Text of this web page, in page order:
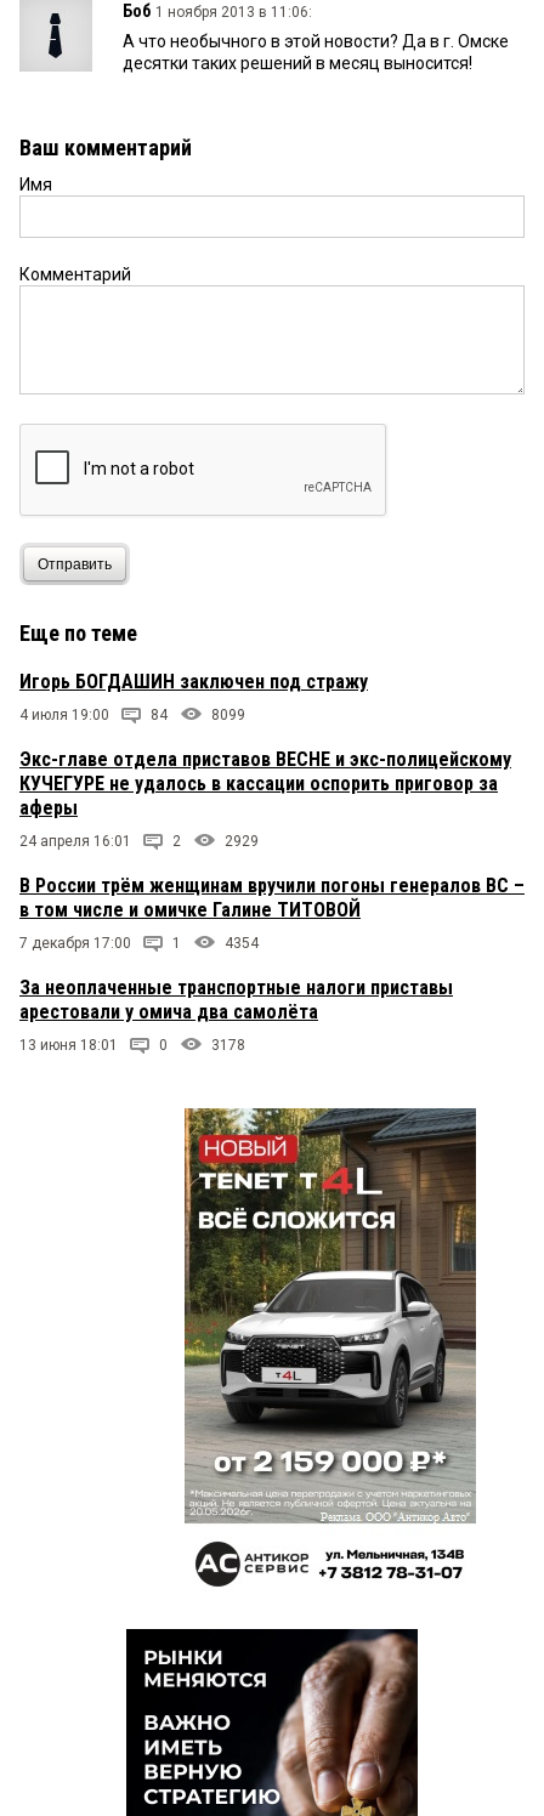
Боб 1 ноября 2013 в 11:06:
А что необычного в этой новости? Да в г. Омске
десятки таких решений в месяц выносится!
Ваш комментарий
Имя
Комментарий
Отправить
Еще по теме
Игорь БОГДАШИН заключен под стражу
4 июля 19:00 84 8099
Экс-главе отдела приставов ВЕСНЕ и экс-полицейскому
КУЧЕГУРЕ не удалось в кассации оспорить приговор за
аферы
24 апреля 16:01 2 2929
В России трём женщинам вручили погоны генералов ВС –
в том числе и омичке Галине ТИТОВОЙ
7 декабря 17:00 1 4354
За неоплаченные транспортные налоги приставы
арестовали у омича два самолёта
13 июня 18:01 0 3178